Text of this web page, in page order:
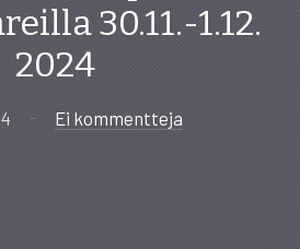
30.11.-1.12.
2024
Ei kommentteja